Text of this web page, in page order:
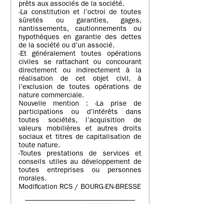
prêts aux associés de la société.
-La constitution et l’octroi de toutes
sûretés ou garanties, gages,
nantissements, cautionnements ou
hypothèques en garantie des dettes
de la société ou d’un associé.
-Et généralement toutes opérations
civiles se rattachant ou concourant
directement ou indirectement à la
réalisation de cet objet civil, à
l’exclusion de toutes opérations de
nature commerciale.
Nouvelle mention : -La prise de
participations ou d’intérêts dans
toutes sociétés, l’acquisition de
valeurs mobilières et autres droits
sociaux et titres de capitalisation de
toute nature.
-Toutes prestations de services et
conseils utiles au développement de
toutes entreprises ou personnes
morales.
Modification RCS / BOURG-EN-BRESSE